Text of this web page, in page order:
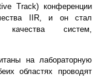
Track) конференции
IIR, и он стал
качества систем,
на лабораторную
областях проводят